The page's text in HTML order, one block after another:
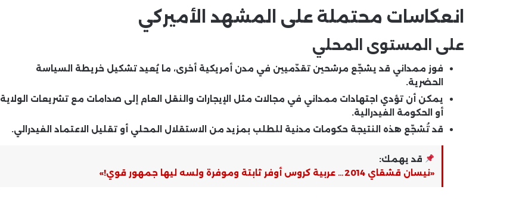
انعكاسات محتملة على المشهد الأميركي
على المستوى المحلي
فوز ممداني قد يشجّع مرشحين تقدّميين في مدن أمريكية أخرى، ما يُعيد تشكيل خريطة السياسة
الحضرية.
يمكن أن تؤدي اجتهادات ممداني في مجالات مثل الإيجارات والنقل العام إلى صدامات مع تشريعات الولاية
أو الحكومة الفيدرالية.
قد تُشجّع هذه النتيجة حكومات مدنية للطلب بمزيد من الاستقلال المحلي أو تقليل الاعتماد الفيدرالي.
قد يهمك:
«نيسان قشقاي 2014… عربية كروس أوفر ثابتة وموفرة ولسه ليها جمهور قوي!»